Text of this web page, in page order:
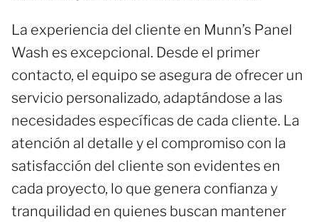
La experiencia del cliente en Munn’s Panel
Wash es excepcional. Desde el primer
contacto, el equipo se asegura de ofrecer un
servicio personalizado, adaptándose a las
necesidades específicas de cada cliente. La
atención al detalle y el compromiso con la
satisfacción del cliente son evidentes en
cada proyecto, lo que genera confianza y
tranquilidad en quienes buscan mantener